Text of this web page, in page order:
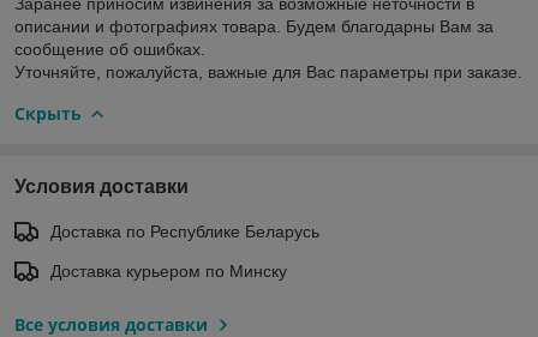
описании и фотографиях товара. Будем благодарны Вам за
сообщение об ошибках.
Уточняйте, пожалуйста, важные для Вас параметры при заказе.
Скрыть
Условия доставки
Доставка по Республике Беларусь
Доставка курьером по Минску
Все условия доставки